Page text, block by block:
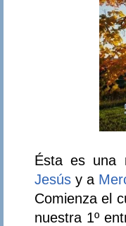
Ésta es una
Jesúsy a
Comienza el
nuestra 1º